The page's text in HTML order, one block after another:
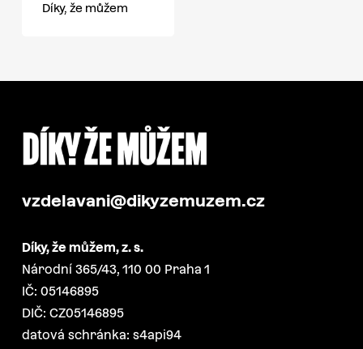
Díky, že můžem
vzdelavani@dikyzemuzem.cz
Díky, že můžem, z. s.
Národní 365/43, 110 00 Praha 1
IČ: 05146895
DIČ: CZ05146895
datová schránka: s4api94